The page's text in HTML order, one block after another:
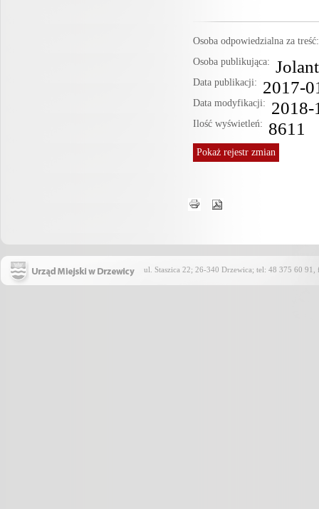
Osoba odpowiedzialna za
Osoba publikująca:
Data publikacji: 2017-
Data modyfikacji: 2018-
Ilość wyświetleń: 8611
Pokażrejestr zmian
ul. Staszica 22; 26-340 Drzewica; tel: 48 375 60